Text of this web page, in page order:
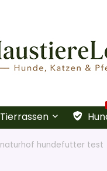
Tierrassen
naturhof hundefutter test